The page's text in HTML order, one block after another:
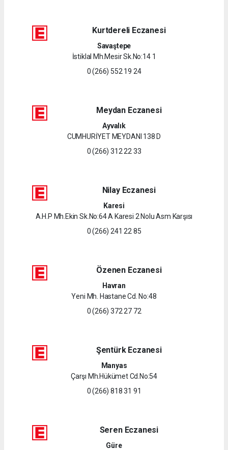
Kurtdereli Eczanesi
Savaştepe
İstiklal Mh.Mesir Sk.No:14 1
0 (266) 552 19 24
Meydan Eczanesi
Ayvalık
CUMHURİYET MEYDANI 138 D
0 (266) 312 22 33
Nilay Eczanesi
Karesi
A.H.P Mh.Ekin Sk.No:64 A Karesi 2 Nolu Asm Karşısı
0 (266) 241 22 85
Özenen Eczanesi
Havran
Yeni Mh. Hastane Cd. No:48
0 (266) 372 27 72
Şentürk Eczanesi
Manyas
Çarşı Mh.Hükümet Cd.No:54
0 (266) 818 31 91
Seren Eczanesi
Güre